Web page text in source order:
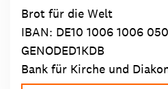
Brot für die Welt
IBAN: DE10 1006 1006
GENODED1KDB
Bank für Kirche und